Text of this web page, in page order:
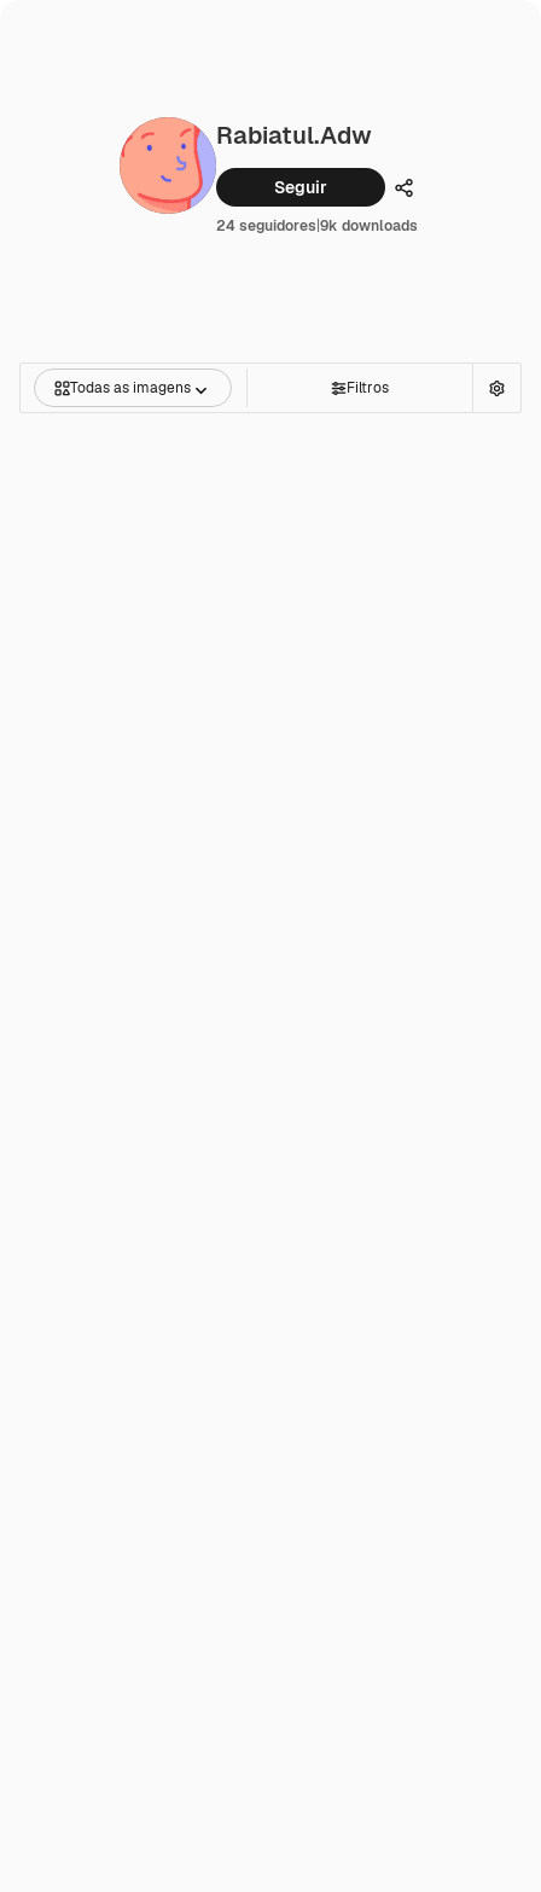
Rabiatul.adw
Seguir Compartilhar
24 seguidores|9k downloads
Todas as imagens Filtros